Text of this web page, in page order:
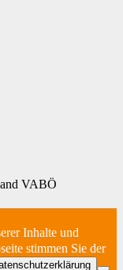
VABÖ
Inhalte und
stimmen Sie der